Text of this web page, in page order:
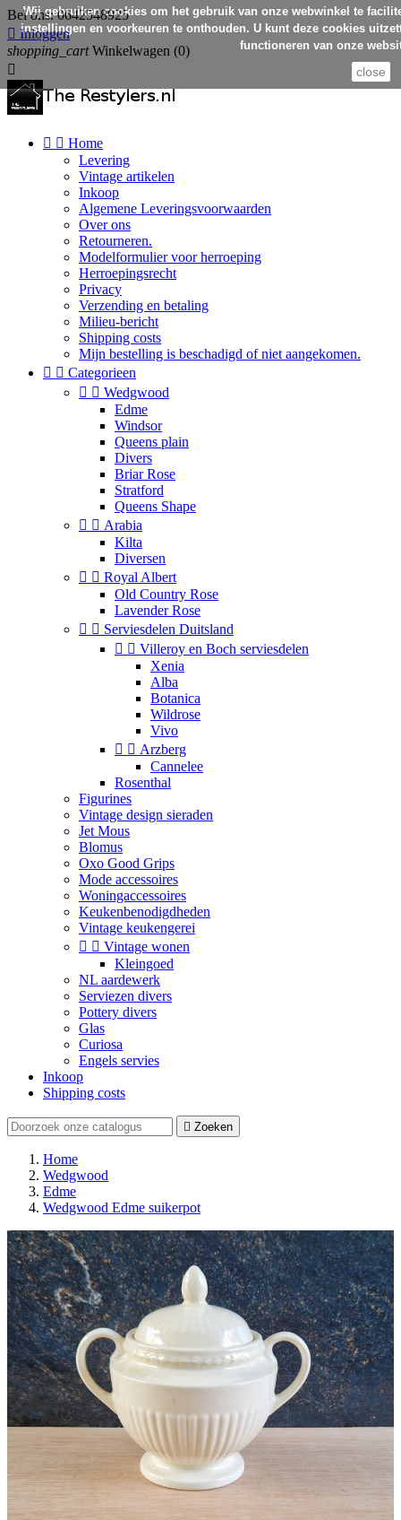
Bel ons:0642548925
 Inloggen
shopping_cart Winkelwagen (0)

  Home
Levering
Vintage artikelen
Inkoop
Algemene Leveringsvoorwaarden
Over ons
Retourneren.
Modelformulier voor herroeping
Herroepingsrecht
Privacy
Verzending en betaling
Milieu-bericht
Shipping costs
Mijn bestelling is beschadigd of niet aangekomen.
  Categorieen
  Wedgwood
Edme
Windsor
Queens plain
Divers
Briar Rose
Stratford
Queens Shape
  Arabia
Kilta
Diversen
  Royal Albert
Old Country Rose
Lavender Rose
  Serviesdelen Duitsland
  Villeroy en Boch serviesdelen
Xenia
Alba
Botanica
Wildrose
Vivo
  Arzberg
Cannelee
Rosenthal
Figurines
Vintage design sieraden
Jet Mous
Blomus
Oxo Good Grips
Mode accessoires
Woningaccessoires
Keukenbenodigdheden
Vintage keukengerei
  Vintage wonen
Kleingoed
NL aardewerk
Serviezen divers
Pottery divers
Glas
Curiosa
Engels servies
Inkoop
Shipping costs
 Zoeken
Home
Wedgwood
Edme
Wedgwood Edme suikerpot
Wij gebruiken cookies om het gebruik van onze webwinkel te
instellingen en voorkeuren te onthouden. U kunt deze cookies
functioneren van onze
close